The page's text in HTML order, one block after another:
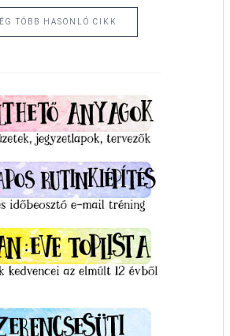
TÖBB HASONLÓ CIKK